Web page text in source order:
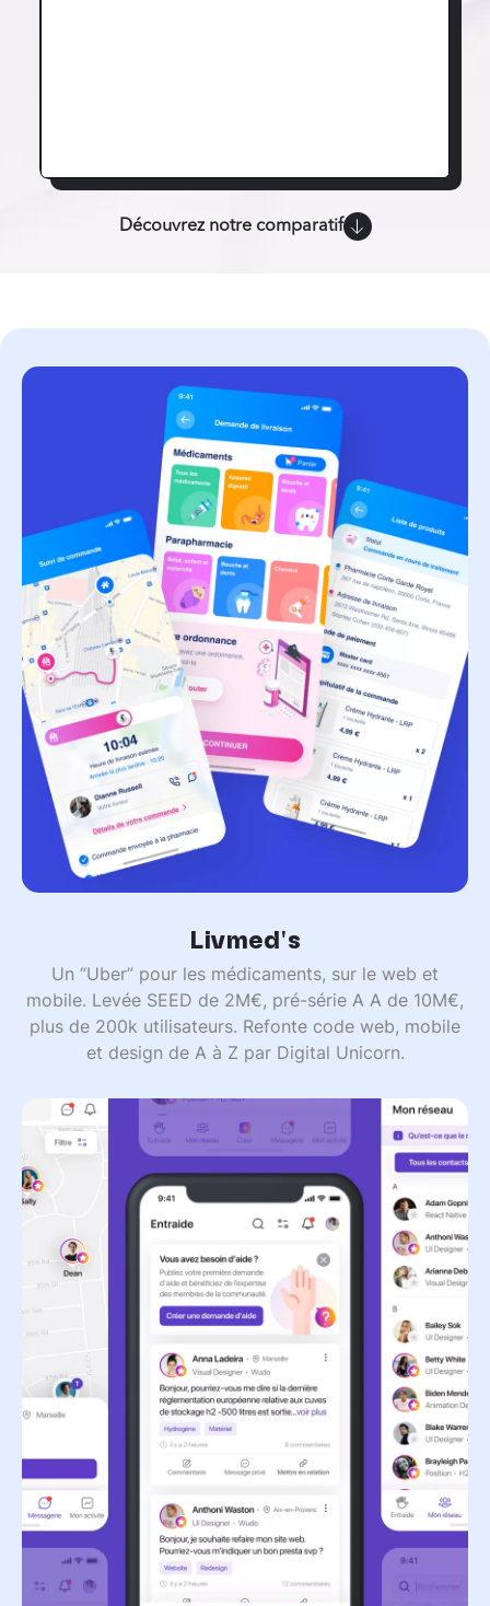
Découvrez notre comparatif
Livmed's
Un “Uber” pour les médicaments, sur le web et
mobile. Levée SEED de 2M€, pré-série A A de 10M€,
plus de 200k utilisateurs. Refonte code web, mobile
et design de A à Z par Digital Unicorn.